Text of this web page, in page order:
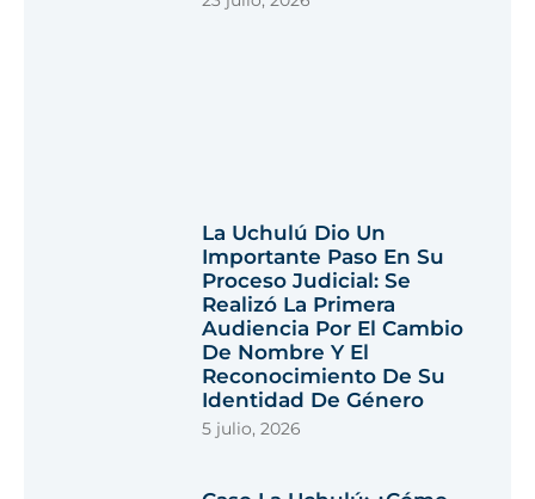
La Uchulú Dio Un
Importante Paso En Su
Proceso Judicial: Se
Realizó La Primera
Audiencia Por El Cambio
De Nombre Y El
Reconocimiento De Su
Identidad De Género
5 julio, 2026